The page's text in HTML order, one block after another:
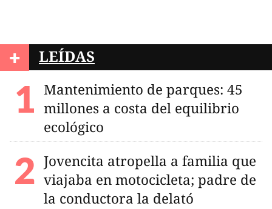
+ LEÍDAS
Mantenimiento de parques: 45
millones a costa del equilibrio
ecológico
Jovencita atropella a familia que
viajaba en motocicleta; padre de
la conductora la delató